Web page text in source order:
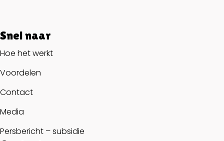
Snel naar
Hoe het werkt
Voordelen
Contact
Media
Persbericht – subsidie